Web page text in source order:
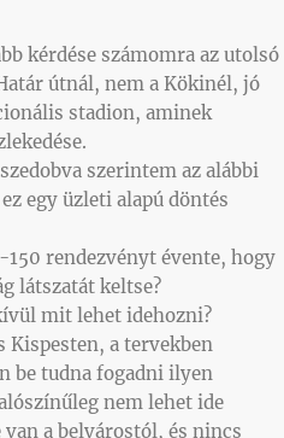
kérdése számomra az utolsó
útnál, nem a Kökinél, jó
stadion, aminek
szerintem az alábbi
egy üzleti alapú döntés
rendezvényt évente, hogy
látszatát keltse?
mit lehet idehozni?
Kispesten, a tervekben
be tudna fogadni ilyen
nem lehet ide
a belvárostól, és nincs